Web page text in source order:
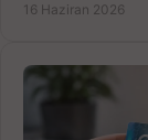
16 Haziran 2026